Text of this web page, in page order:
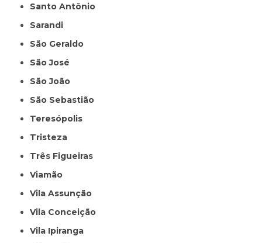
Santo Antônio
Sarandi
São Geraldo
São José
São João
São Sebastião
Teresópolis
Tristeza
Três Figueiras
Viamão
Vila Assunção
Vila Conceição
Vila Ipiranga